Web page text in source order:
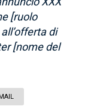
[ruolo
di
[nome del